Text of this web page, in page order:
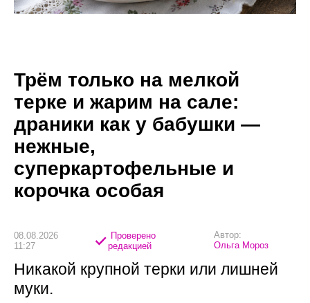
Трём только на мелкой
терке и жарим на сале:
драники как у бабушки —
нежные,
суперкартофельные и
корочка особая
08.08.2026
11:27
Проверено
редакцией
Автор:
Ольга Мороз
Никакой крупной терки или лишней
муки.